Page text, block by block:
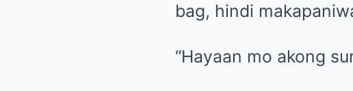
bag, hindi
“Hayaan mo akong